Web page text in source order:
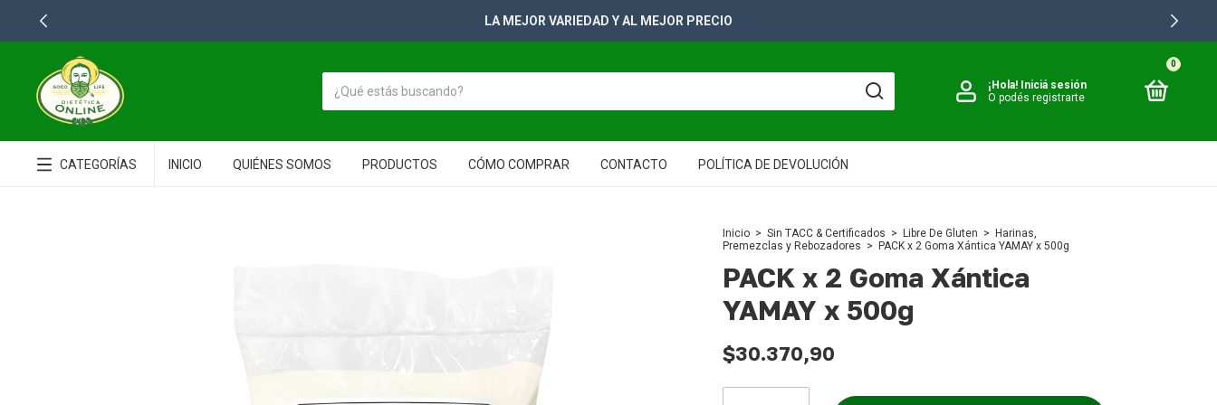
+2500 PRODUCTOS PARA TUS GONDOLAS
¡Hola! Iniciá sesión
O podés registrarte
0
CATEGORÍAS INICIO QUIÉNES SOMOS PRODUCTOS CÓMO COMPRAR CONTACTO POLÍTICA DE DEVOLUCIÓN
Inicio > Sin TACC & Certificados > Libre De Gluten >
Harinas,
Premezclas y Rebozadores > PACK x 2 Goma Xántica YAMAY x 500g
PACK x 2 Goma Xántica
YAMAY x 500g
$30.370,90